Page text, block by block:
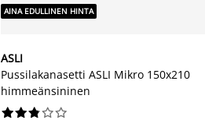
AINA EDULLINEN HINTA
ASLI
Pussilakanasetti ASLI Mikro 150x210
himmeänsininen





